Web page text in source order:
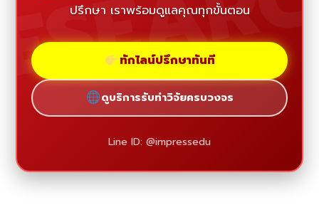
ปรึกษา เราพร้อมดูแลคุณทุกขั้นตอน
ทักไลน์ปรึกษาทันที
ดูบริการรับทำวิจัยครบวงจร
Line ID: @impressedu